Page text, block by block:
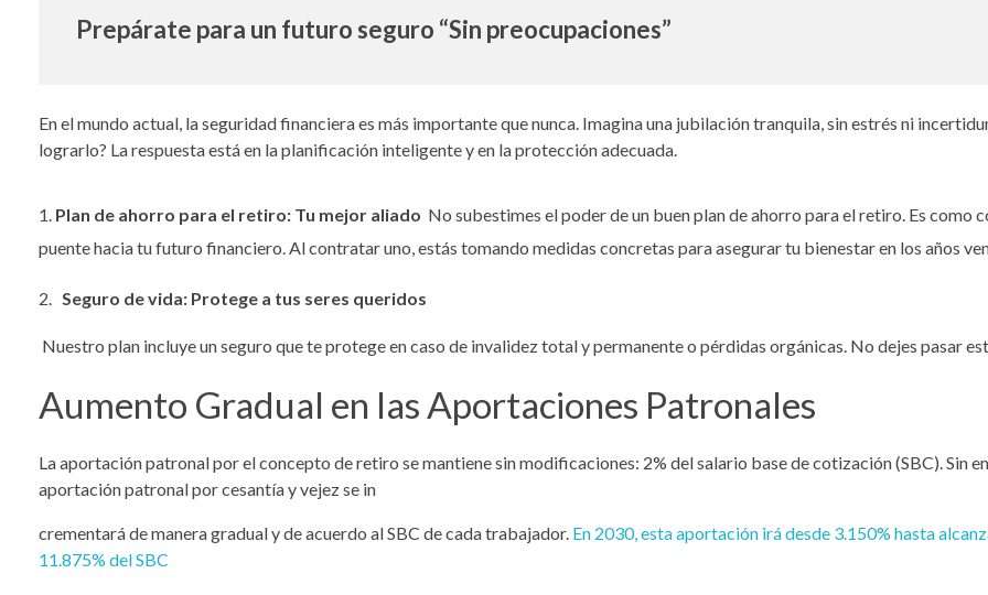
Prepárate para un futuro seguro “Sin preocupaciones”
En el mundo actual, la seguridad financiera es más importante que nunca. Imagina una jubilación tranquila, sin estrés ni
lograrlo? La respuesta está en la planificación inteligente y en la protección adecuada.
Plan de ahorro para el retiro: Tu mejor aliado No subestimes el poder de un buen plan de ahorro para el retiro. Es como
puente hacia tu futuro financiero. Al contratar uno, estás tomando medidas concretas para asegurar tu bienestar en los años
Seguro de vida: Protege a tus seres queridos
Nuestro plan incluye un seguro que te protege en caso de invalidez total y permanente o pérdidas orgánicas. No dejes pasar
Aumento Gradual en las Aportaciones Patronales
La aportación patronal por el concepto de retiro se mantiene sin modificaciones: 2% del salario base de cotización (SBC). Sin
aportación patronal por cesantía y vejez se in
crementará de manera gradual y de acuerdo al SBC de cada trabajador. En 2030, esta aportación irá desde 3.150% hasta
11.875% del SBC